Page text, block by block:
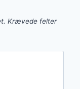
Krævede felter